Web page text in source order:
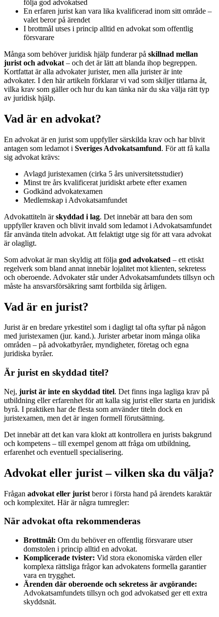
följa god advokatsed
En erfaren jurist kan vara lika kvalificerad inom sitt område –
valet beror på ärendet
I brottmål utses i princip alltid en advokat som offentlig
försvarare
Många som behöver juridisk hjälp funderar på skillnad mellan
jurist och advokat – och det är lätt att blanda ihop begreppen.
Kortfattat är alla advokater jurister, men alla jurister är inte
advokater. I den här artikeln förklarar vi vad som skiljer titlarna åt,
vilka krav som gäller och hur du kan tänka när du ska välja rätt typ
av juridisk hjälp.
Vad är en advokat?
En advokat är en jurist som uppfyller särskilda krav och har blivit
antagen som ledamot i Sveriges Advokatsamfund. För att få kalla
sig advokat krävs:
Avlagd juristexamen (cirka 5 års universitetsstudier)
Minst tre års kvalificerat juridiskt arbete efter examen
Godkänd advokatexamen
Medlemskap i Advokatsamfundet
Advokattiteln ärskyddad i lag. Det innebär att bara den som
uppfyller kraven och blivit invald som ledamot i Advokatsamfundet
får använda titeln advokat. Att felaktigt utge sig för att vara advokat
är olagligt.
Som advokat är man skyldig att följa god advokatsed – ett etiskt
regelverk som bland annat innebär lojalitet mot klienten, sekretess
och oberoende. Advokater står under Advokatsamfundets tillsyn och
måste ha ansvarsförsäkring samt fortbilda sig årligen.
Vad är en jurist?
Jurist är en bredare yrkestitel som i dagligt tal ofta syftar på någon
med juristexamen (jur. kand.). Jurister arbetar inom många olika
områden – på advokatbyråer, myndigheter, företag och egna
juridiska byråer.
Är jurist en skyddad titel?
Nej, jurist är inte en skyddad titel. Det finns inga lagliga krav på
utbildning eller erfarenhet för att kalla sig jurist eller starta en juridisk
byrå. I praktiken har de flesta som använder titeln dock en
juristexamen, men det är ingen formell förutsättning.
Det innebär att det kan vara klokt att kontrollera en jurists bakgrund
och kompetens – till exempel genom att fråga om utbildning,
erfarenhet och eventuell specialisering.
Advokat eller jurist – vilken ska du välja?
Frågan advokat eller jurist beror i första hand på ärendets karaktär
och komplexitet. Här är några tumregler:
När advokat ofta rekommenderas
Brottmål: Om du behöver en offentlig försvarare utser
domstolen i princip alltid en advokat.
Komplicerade tvister: Vid stora ekonomiska värden eller
komplexa rättsliga frågor kan advokatens formella garantier
vara en trygghet.
Ärenden där oberoende och sekretess är avgörande:
Advokatsamfundets tillsyn och god advokatsed ger ett extra
skyddsnät.